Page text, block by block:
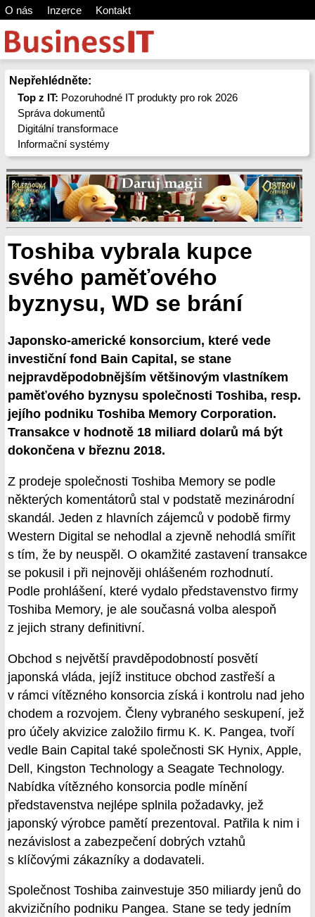
O nás Inzerce Kontakt
Nepřehlédněte:
Top z IT: Pozoruhodné IT produkty pro rok 2026
Správa dokumentů
Digitální transformace
Informační systémy
Toshiba vybrala kupce
svého paměťového
byznysu, WD se brání
Japonsko-americké konsorcium, které vede
investiční fond Bain Capital, se stane
nejpravděpodobnějším většinovým vlastníkem
paměťového byznysu společnosti Toshiba, resp.
jejího podniku Toshiba Memory Corporation.
Transakce v hodnotě 18 miliard dolarů má být
dokončena v březnu 2018.
Z prodeje společnosti Toshiba Memory se podle
některých komentátorů stal v podstatě mezinárodní
skandál. Jeden z hlavních zájemců v podobě firmy
Western Digital se nehodlal a zjevně nehodlá smířit
s tím, že by neuspěl. O okamžité zastavení transakce
se pokusil i při nejnověji ohlášeném rozhodnutí.
Podle prohlášení, které vydalo představenstvo firmy
Toshiba Memory, je ale současná volba alespoň
z jejich strany definitivní.
Obchod s největší pravděpodobností posvětí
japonská vláda, jejíž instituce obchod zastřeší a
v rámci vítězného konsorcia získá i kontrolu nad jeho
chodem a rozvojem. Členy vybraného seskupení, jež
pro účely akvizice založilo firmu K. K. Pangea, tvoří
vedle Bain Capital také společnosti SK Hynix, Apple,
Dell, Kingston Technology a Seagate Technology.
Nabídka vítězného konsorcia podle mínění
představenstva nejlépe splnila požadavky, jež
japonský výrobce pamětí prezentoval. Patřila k nim i
nezávislost a zabezpečení dobrých vztahů
s klíčovými zákazníky a dodavateli.
Společnost Toshiba zainvestuje 350 miliardy jenů do
akvizičního podniku Pangea. Stane se tedy jedním